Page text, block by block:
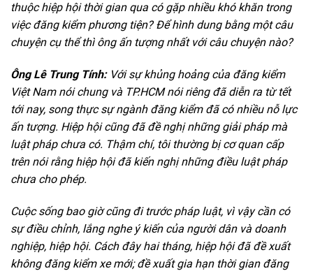
thuộc hiệp hội thời gian qua có gặp nhiều khó khăn trong
việc đăng kiểm phương tiện? Để hình dung bằng một câu
chuyện cụ thể thì ông ấn tượng nhất với câu chuyện nào?
Ông Lê Trung Tính:Với sự khủng hoảng của đăng kiểm
Việt Nam nói chung và TP.HCM nói riêng đã diễn ra từ tết
tới nay, song thực sự ngành đăng kiểm đã có nhiều nỗ lực
ấn tượng. Hiệp hội cũng đã đề nghị những giải pháp mà
luật pháp chưa có. Thậm chí, tôi thường bị cơ quan cấp
trên nói rằng hiệp hội đã kiến nghị những điều luật pháp
chưa cho phép.
Cuộc sống bao giờ cũng đi trước pháp luật, vì vậy cần có
sự điều chỉnh, lắng nghe ý kiến của người dân và doanh
nghiệp, hiệp hội. Cách đây hai tháng, hiệp hội đã đề xuất
không đăng kiểm xe mới; đề xuất gia hạn thời gian đăng